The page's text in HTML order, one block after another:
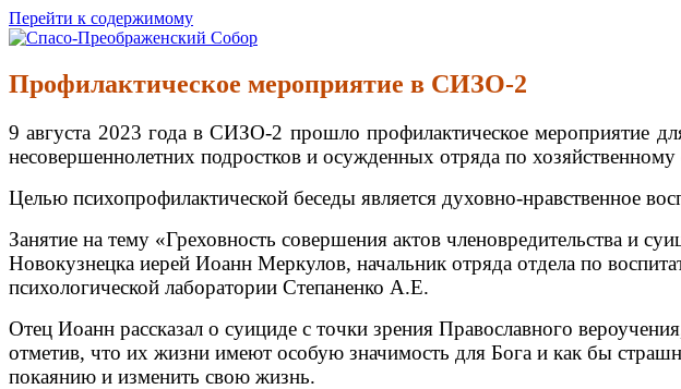
Перейти к содержимому
Спасо-Преображенский Собор
Спасо-Преображенский кафедральный Собор Новокузнецк
Профилактическое мероприятие в СИЗО-2
9 августа 2023 года в СИЗО-2 прошло профилактическое мероприятие
несовершеннолетних подростков и осужденных отряда по
Целью психопрофилактической беседы является духовно-нравственное
Занятие на тему «Греховность совершения актов членовредительства и
Новокузнецка иерей Иоанн Меркулов, начальник отряда отдела по
психологической лаборатории Степаненко А.Е.
Отец Иоанн рассказал о суициде с точки зрения Православного
отметив, что их жизни имеют особую значимость для Бога и как бы
покаянию и изменить свою жизнь.